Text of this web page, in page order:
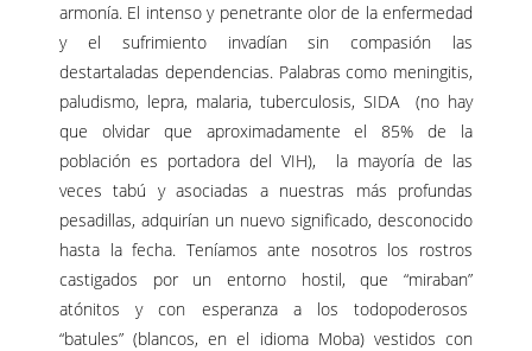
armonía. El intenso y penetrante olor de la enfermedad
y el sufrimiento invadían sin compasión las
destartaladas dependencias. Palabras como meningitis,
paludismo, lepra, malaria, tuberculosis, SIDA (no hay
que olvidar que aproximadamente el 85% de la
población es portadora del VIH), la mayoría de las
veces tabú y asociadas a nuestras más profundas
pesadillas, adquirían un nuevo significado, desconocido
hasta la fecha. Teníamos ante nosotros los rostros
castigados por un entorno hostil, que “miraban”
atónitos y con esperanza a los todopoderosos
“batules” (blancos, en el idioma Moba) vestidos con